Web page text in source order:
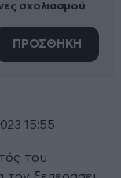
σχολιασμού
ΠΡΟΣΘΗΚΗ
15:55
του